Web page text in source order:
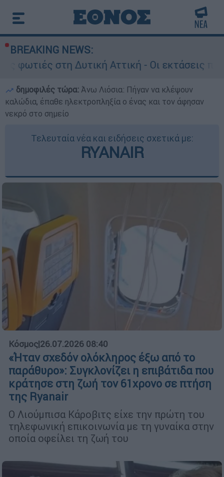
BREAKING NEWS:
Δυτική Αττική - Οι εκτάσεις που κάηκαν
δημοφιλές τώρα: Άνω Λιόσια: Πήγαν να κλέψουν
καλώδια, έπαθε ηλεκτροπληξία ο ένας και τον άφησαν
νεκρό στο σημείο
Τελευταία νέα και ειδήσεις σχετικά με:
RYANAIR
Κόσμος|26.07.2026 08:40
«Ήταν σχεδόν ολόκληρος έξω από το
παράθυρο»: Συγκλονίζει η επιβάτιδα που
κράτησε στη ζωή τον 61χρονο σε πτήση
της Ryanair
Ο Λιούμπισα Κάροβιτς είχε την πρώτη του
τηλεφωνική επικοινωνία με τη γυναίκα στην
οποία οφείλει τη ζωή του